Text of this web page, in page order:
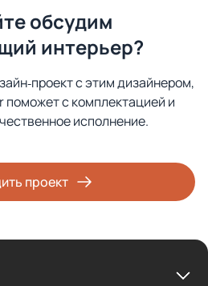
обсудим
интерьер?
с этим дизайнером,
поможет с комплектацией и
исполнение.
проект